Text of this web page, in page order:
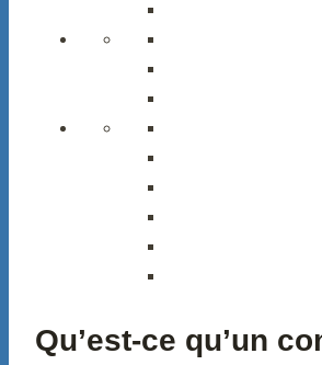
Qu’est-ce qu’un